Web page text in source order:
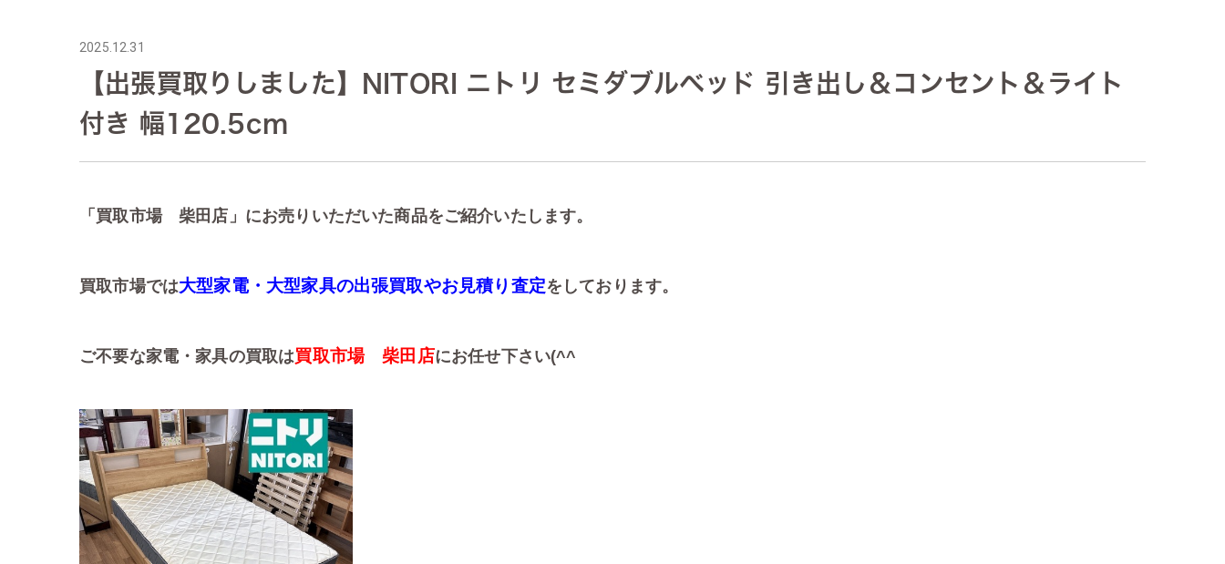
2025.12.31
【出張買取りしました】NITORI ニトリ セミダブルベッド 引き出し＆コンセント＆ライト
付き 幅120.5cm
「買取市場 柴田店」にお売りいただいた商品をご紹介いたします。
買取市場では大型家電・大型家具の出張買取やお見積り査定をしております。
ご不要な家電・家具の買取は買取市場 柴田店にお任せ下さい(^^